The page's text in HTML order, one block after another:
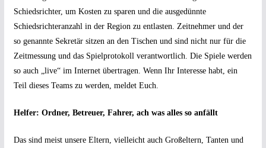
Schiedsrichter, um Kosten zu sparen und die ausgedünnte
Schiedsrichteranzahl in der Region zu entlasten. Zeitnehmer und der
so genannte Sekretär sitzen an den Tischen und sind nicht nur für die
Zeitmessung und das Spielprotokoll verantwortlich. Die Spiele werden
so auch „live“ im Internet übertragen. Wenn Ihr Interesse habt, ein
Teil dieses Teams zu werden, meldet Euch.
Helfer: Ordner, Betreuer, Fahrer, ach was alles so anfällt
Das sind meist unsere Eltern, vielleicht auch Großeltern, Tanten und